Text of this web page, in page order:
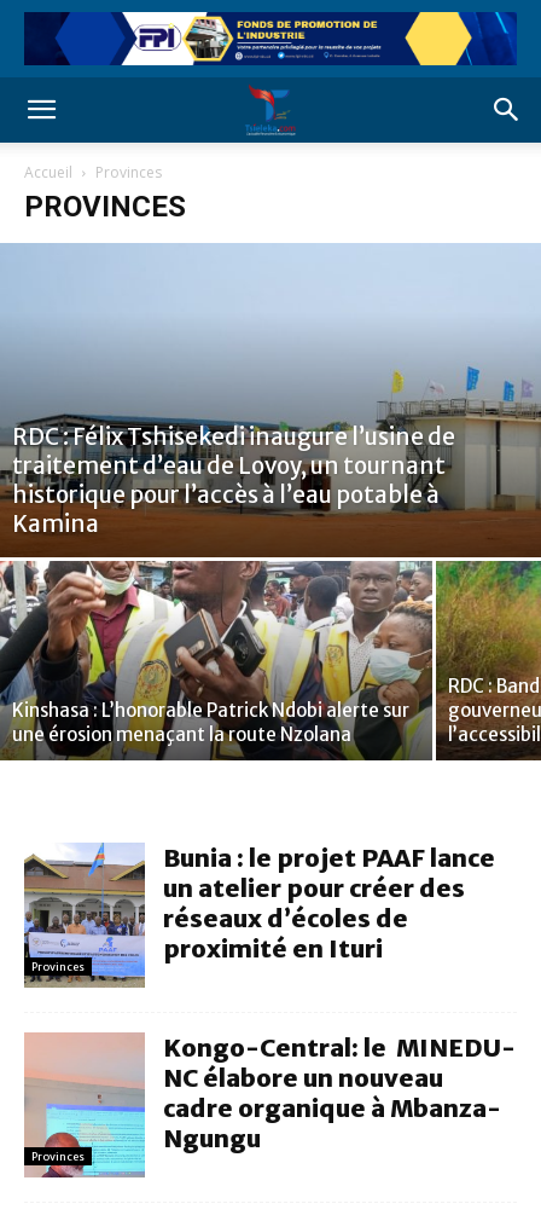
Accueil Provinces
PROVINCES
RDC : Félix Tshisekedi inaugure l’usine de
traitement d’eau de Lovoy, un tournant
historique pour l’accès à l’eau potable à
Kamina
Kinshasa : L’honorable Patrick Ndobi alerte sur
une érosion menaçant la route Nzolana
RDC :
Provinces
Bunia : le projet PAAF lance
un atelier pour créer des
réseaux d’écoles de
proximité en Ituri
Provinces
Kongo-Central: le MINEDU-
NC élabore un nouveau
cadre organique à Mbanza-
Ngungu